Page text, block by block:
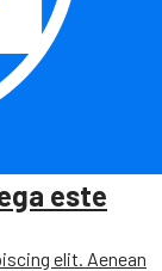
este
elit. Aenean